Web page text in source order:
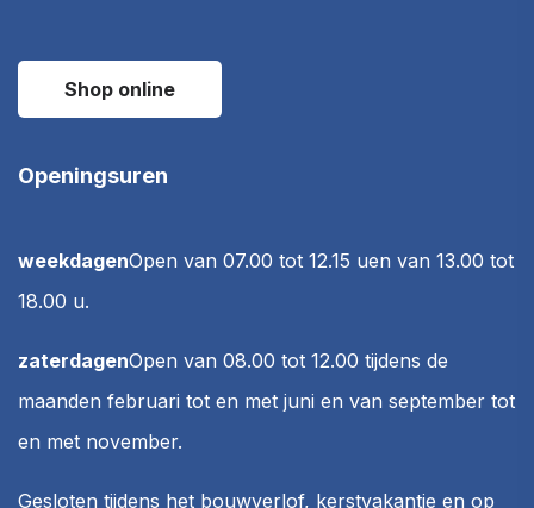
Shop online
Openingsuren
weekdagenOpen van 07.00 tot 12.15 uen van 13.00 tot
18.00 u.
zaterdagenOpen van 08.00 tot 12.00 tijdens de
maanden februari tot en met juni en van september tot
en met november.
Gesloten tijdens het bouwverlof, kerstvakantie en op